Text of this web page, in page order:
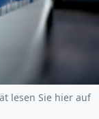
lesen Sie hier auf